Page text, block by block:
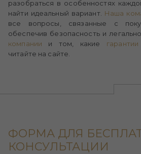
разобраться в особенностях
найти идеальный вариант. Наша
все вопросы, связанные с
обеспечив безопасность и
компании и том, какие гарантии
читайте на сайте.
ФОРМА ДЛЯ
КОНСУЛЬТАЦИИ